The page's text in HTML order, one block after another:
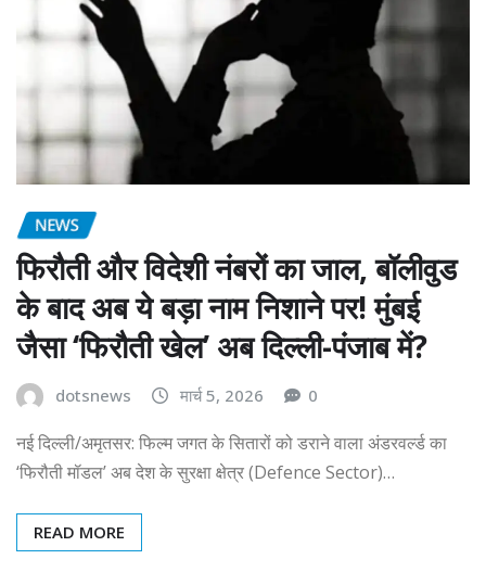
NEWS
फिरौती और विदेशी नंबरों का जाल, बॉलीवुड
के बाद अब ये बड़ा नाम निशाने पर! मुंबई
जैसा ‘फिरौती खेल’ अब दिल्ली-पंजाब में?
dotsnews मार्च 5, 2026 0
नई दिल्ली/अमृतसर: फिल्म जगत के सितारों को डराने वाला अंडरवर्ल्ड का
‘फिरौती मॉडल’ अब देश के सुरक्षा क्षेत्र (Defence Sector)…
READ MORE